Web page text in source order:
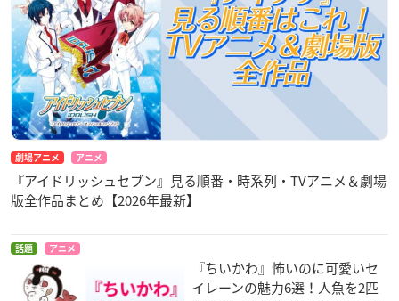
劇場アニメ アニメ
『アイドリッシュセブン』見る順番・時系列・TVアニメ＆劇場
版全作品まとめ【2026年最新】
話題 アニメ
『ちいかわ』怖いのに可愛いセ
イレーンの魅力6選！人魚を2匹